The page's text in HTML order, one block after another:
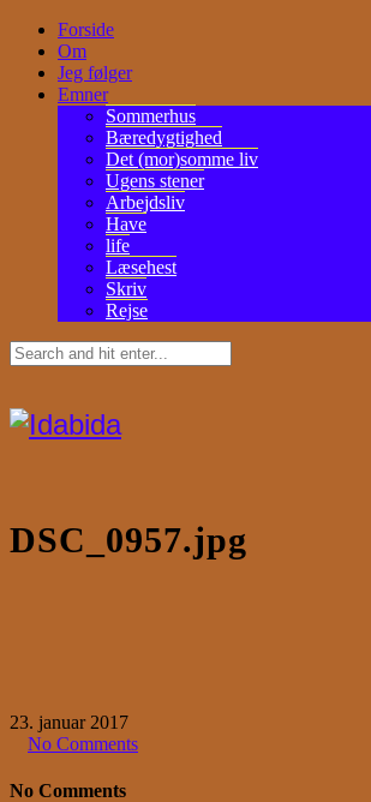
Forside
Om
Jeg følger
Emner
Sommerhus
Bæredygtighed
Det (mor)somme liv
Ugens stener
Arbejdsliv
Have
life
Læsehest
Skriv
Rejse
DSC_0957.jpg
23. januar 2017
No Comments
No Comments